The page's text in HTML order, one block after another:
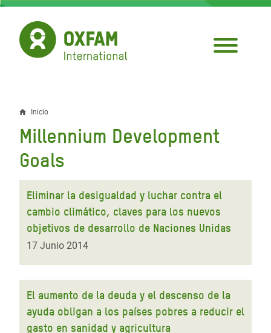
Pasar
contenido
principal
Sobrescribir
enlaces
de
ayuda
la
navegación
Inicio
Millennium Development
Goals
Eliminar la desigualdad y luchar contra el
cambio climático, claves para los nuevos
objetivos de desarrollo de Naciones Unidas
17 Junio 2014
El aumento de la deuda y el descenso de la
ayuda obligan a los países pobres a reducir el
gasto en sanidad y agricultura